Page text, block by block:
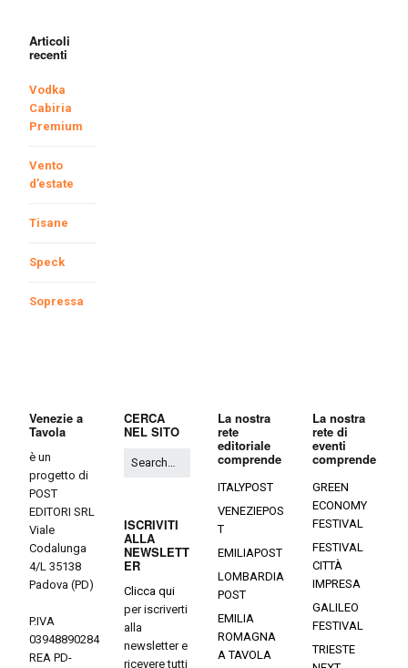
Articoli
recenti
Vodka
Cabiria
Premium
Vento
d’estate
Tisane
Speck
Sopressa
Venezie a
Tavola
è un
progetto di
POST
EDITORI SRL
Viale
Codalunga
4/L 35138
Padova (PD)
P.IVA
03948890284
REA PD-
CERCA
NEL SITO
ISCRIVITI
ALLA
NEWSLETT
ER
Clicca qui
per iscriverti
alla
newsletter e
ricevere tutti
La nostra
rete
editoriale
comprende
ITALYPOST
VENEZIEPOS
T
EMILIAPOST
LOMBARDIA
POST
EMILIA
ROMAGNA
A TAVOLA
La nostra
rete di
eventi
comprende
GREEN
ECONOMY
FESTIVAL
FESTIVAL
CITTÀ
IMPRESA
GALILEO
FESTIVAL
TRIESTE